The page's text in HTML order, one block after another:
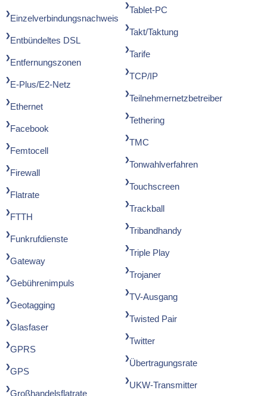
Einzelverbindungsnachweis
Entbündeltes DSL
Entfernungszonen
E-Plus/E2-Netz
Ethernet
Facebook
Femtocell
Firewall
Flatrate
FTTH
Funkrufdienste
Gateway
Gebührenimpuls
Geotagging
Glasfaser
GPRS
GPS
Großhandelsflatrate
Tablet-PC
Takt/Taktung
Tarife
TCP/IP
Teilnehmernetzbetreiber
Tethering
TMC
Tonwahlverfahren
Touchscreen
Trackball
Tribandhandy
Triple Play
Trojaner
TV-Ausgang
Twisted Pair
Twitter
Übertragungsrate
UKW-Transmitter